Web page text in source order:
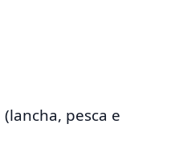
pesca e